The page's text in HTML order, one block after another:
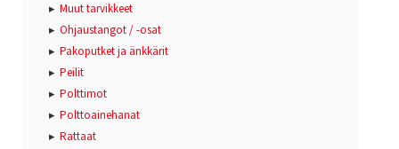
Muut tarvikkeet
Ohjaustangot / -osat
Pakoputket ja änkkärit
Peilit
Polttimot
Polttoainehanat
Rattaat